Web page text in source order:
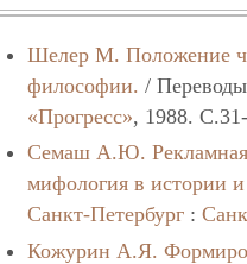
Шелер М. Положение
философии. /
«Прогресс», 1988.
Семаш А.Ю.
мифология в истории и
Санкт-Петербург :
Кожурин А.Я.